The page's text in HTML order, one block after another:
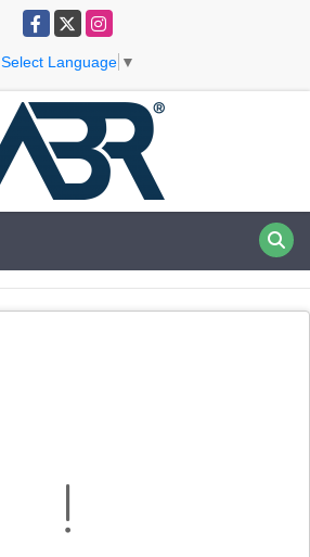
Facebook
X Instagram
Select Language ▼